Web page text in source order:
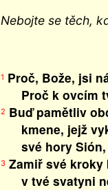
Nebojte se těch,
1 Proč, Bože, jsi
Proč k ovcím
2 Buď pamětliv
kmene, jejž
své hory Sión,
3 Zamiř své kroky
v tvé svatyni